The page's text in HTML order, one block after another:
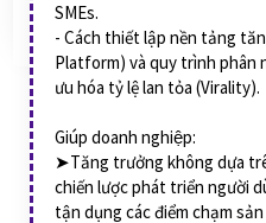
SMEs.
- Cách thiết lập nền tảng
Platform) và quy trình phân
ưu hóa tỷ lệ lan tỏa (Virality).
Giúp doanh nghiệp:
➤Tăng trưởng không dựa
chiến lược phát triển người
tận dụng các điểm chạm